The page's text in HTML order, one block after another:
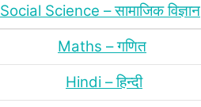
Social Science – सामाजिक विज्ञान
Maths – गणित
Hindi – हिन्‍दी